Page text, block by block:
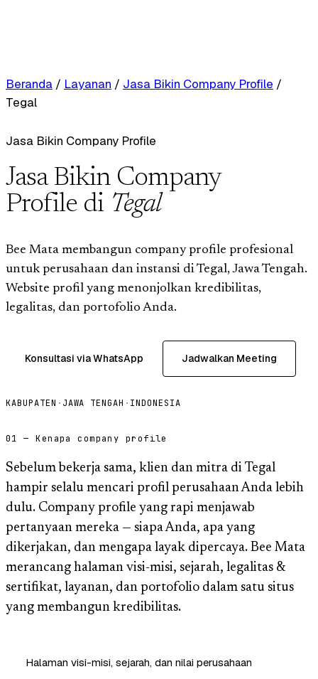
Beranda / Layanan / Jasa Bikin Company Profile /
Tegal
Jasa Bikin Company Profile
Jasa Bikin Company
Profile di Tegal
Bee Mata membangun company profile profesional
untuk perusahaan dan instansi di Tegal, Jawa Tengah.
Website profil yang menonjolkan kredibilitas,
legalitas, dan portofolio Anda.
Konsultasi via WhatsApp Jadwalkan Meeting
KABUPATEN · JAWA TENGAH · INDONESIA
01 — Kenapa company profile
Sebelum bekerja sama, klien dan mitra di Tegal
hampir selalu mencari profil perusahaan Anda lebih
dulu. Company profile yang rapi menjawab
pertanyaan mereka — siapa Anda, apa yang
dikerjakan, dan mengapa layak dipercaya. Bee Mata
merancang halaman visi-misi, sejarah, legalitas &
sertifikat, layanan, dan portofolio dalam satu situs
yang membangun kredibilitas.
Halaman visi-misi, sejarah, dan nilai perusahaan